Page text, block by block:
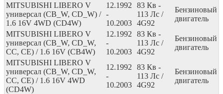
MITSUBISHI LIBERO V
универсал (CB_W, CD_W) /
1.6 16V 4WD (CD4W)
12.1992
-
10.2003
83 Кв -
113 Лс /
4G92
Бензиновый
двигатель
MITSUBISHI LIBERO V
универсал (CB_W, CD_W,
CC, CE) / 1.6 16V (CB4W)
12.1992
-
10.2003
83 Кв -
113 Лс /
4G92
Бензиновый
двигатель
MITSUBISHI LIBERO V
универсал (CB_W, CD_W,
CC, CE) / 1.6 16V 4WD
(CD4W)
12.1992
-
10.2003
83 Кв -
113 Лс /
4G92
Бензиновый
двигатель